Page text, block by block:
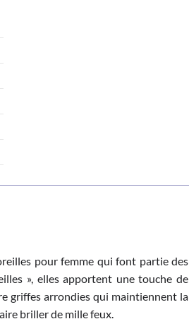
pour femme qui font partie des
», elles apportent une touche de
griffes arrondies qui maintiennent la
briller de mille feux.